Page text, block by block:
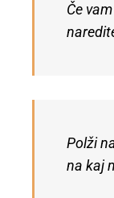
Če
Polži
na kaj